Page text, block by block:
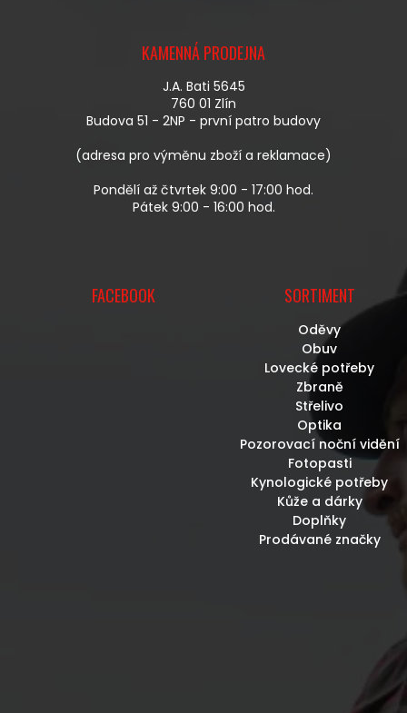
KAMENNÁ PRODEJNA
J.A. Bati 5645
760 01 Zlín
Budova 51 - 2NP - první patro budovy
(adresa pro výměnu zboží a reklamace)
Pondělí až čtvrtek 9:00 - 17:00 hod.
Pátek 9:00 - 16:00 hod.
FACEBOOK SORTIMENT
Oděvy
Obuv
Lovecké potřeby
Zbraně
Střelivo
Optika
Pozorovací noční vidění
Fotopasti
Kynologické potřeby
Kůže a dárky
Doplňky
Prodávané značky